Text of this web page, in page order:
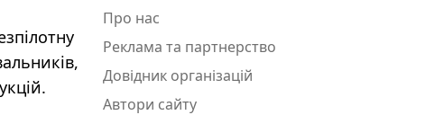
Про нас
Реклама та партнерство
Довідник організацій
Автори сайту